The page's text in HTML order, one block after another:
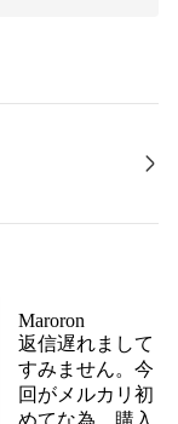
Maroron
返信遅れまして
すみません。今
回がメルカリ初
めてな為、購入